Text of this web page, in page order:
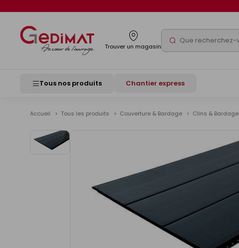
Trouver un magasin Rechercher
Tous nos produits Chantier express
Accueil Tous les produits Couverture & Bardage Clins & Bardage